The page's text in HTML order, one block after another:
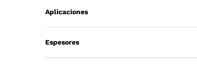
Aplicaciones
Espesores